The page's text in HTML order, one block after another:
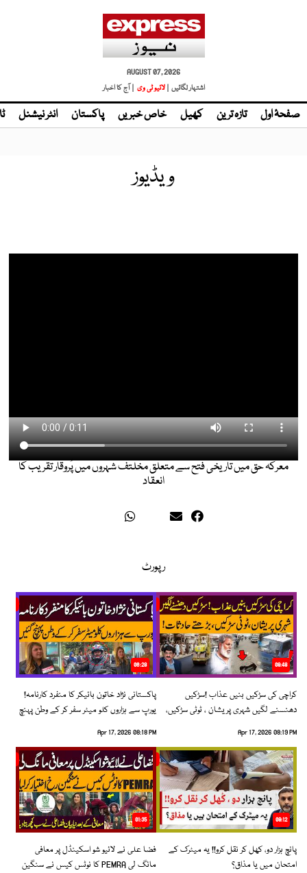
AUGUST 07, 2026
اشتہار لگائیں | لائیو ٹی وی | آج کا اخبار
صفحۂ اول تازہ ترین کھیل خاص خبریں پاکستان انٹر نیشنل
ویڈیوز
معرکہ حق میں تاریخی فتح سے متعلق مخلتف شہروں میں پُروقار تقریب کا
انعقاد
رپورٹ
08:48
کراچی کی سڑکیں بنیں عذاب !سڑکیں
دھنسنے لگیں شہری پریشان ، ٹوٹی سڑکیں،
Apr 17, 2026 08:19 PM
06:28
پاکستانی نژاد خاتون بائیکر کا منفرد کارنامہ!
یورپ سے ہزاروں کلو میٹر سفر کر کے وطن پہنچ
Apr 17, 2026 08:18 PM
09:12
پانچ ہزار دو، کھل کر نقل کرو!! یہ میٹرک کے
امتحان میں یا مذاق؟
01:35
فضا علی نے لائیو شو اسکینڈل پر معافی
مانگ لی PEMRA کا نوٹس کیس نے سنگین